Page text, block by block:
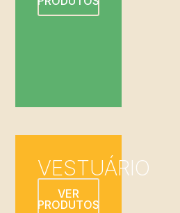
VESTUÁRIO
VER
PRODUTOS